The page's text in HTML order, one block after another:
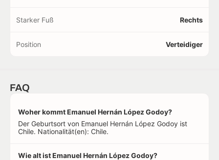
Starker Fuß Rechts
Position Verteidiger
FAQ
Woher kommt Emanuel Hernán López Godoy?
Der Geburtsort von Emanuel Hernán López Godoy ist
Chile. Nationalität(en): Chile.
Wie alt ist Emanuel Hernán López Godoy?